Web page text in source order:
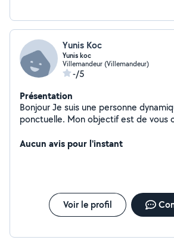
Yunis Koc
Yunis koc
Villemandeur (Villemandeur)
-/5
Présentation
Bonjour Je suis une personne dynamique, sérieux et
ponctuelle. Mon objectif est de vous
professionnalisme. Que ce soit pour des petits travaux,
Aucun avis pour l'instant
Voir le profil